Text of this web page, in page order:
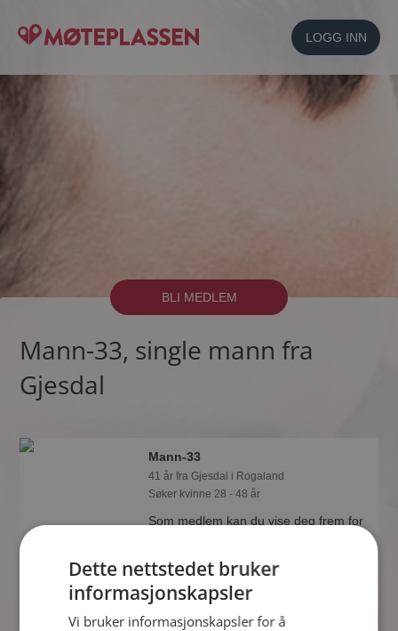
LOGG INN
BLI MEDLEM
Mann-33, single mann fra
Gjesdal
Mann-33
41 år fra Gjesdal i Rogaland
Søker kvinne 28 - 48 år
Som medlem kan du vise deg frem for
hvem som synes du er interessant.
Dette nettstedet bruker
informasjonskapsler
Vi bruker informasjonskapsler for å